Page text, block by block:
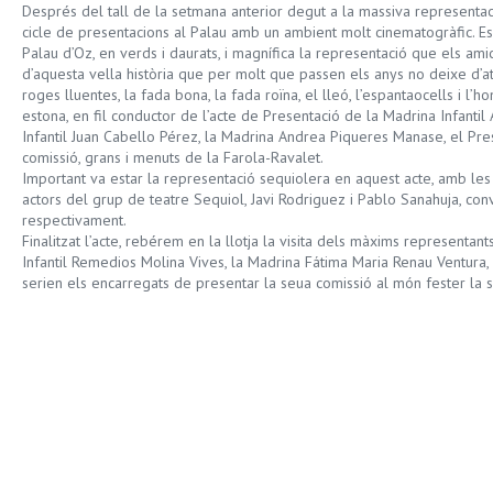
Després del tall de la setmana anterior degut a la massiva
cicle de presentacions al Palau amb un ambient molt cinematogràfic.
Palau d’Oz, en verds i daurats, i magnífica la representació que els
d’aquesta vella història que per molt que passen els anys no deixe
roges lluentes, la fada bona, la fada roïna, el lleó, l’espantaocells i
estona, en fil conductor de l’acte de Presentació de la Madrina
Infantil Juan Cabello Pérez, la Madrina Andrea Piqueres Manase, el
comissió, grans i menuts de la Farola-Ravalet.
Important va estar la representació sequiolera en aquest acte, amb
actors del grup de teatre Sequiol, Javi Rodriguez i Pablo Sanahuja,
respectivament.
Finalitzat l’acte, rebérem en la llotja la visita dels màxims
Infantil Remedios Molina Vives, la Madrina Fátima Maria Renau
serien els encarregats de presentar la seua comissió al món fester la